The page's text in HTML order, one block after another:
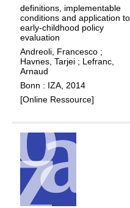
F
r
a
n
c
e
m
o
r
a
l
h
a
z
r
a
d
i
z
a
t
i
o
n
p
p
o
r
definitions, implementable
conditions and application to
early-childhood policy
evaluation
Andreoli, Francesco ;
Havnes, Tarjei ; Lefranc,
Arnaud
Bonn : IZA, 2014
[Online Ressource]